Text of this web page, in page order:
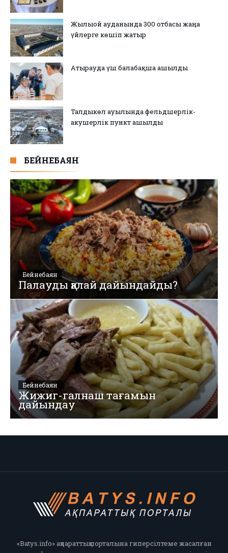
Жылыой ауданында 300 отбасы жаңа
үйлерге көшіп жатыр
Атырауда үш балабақша ашылды
Талдыкөл ауылында фельдшерлік-
акушерлік пункт ашылды
БЕЙНЕБАЯН
Бейнебаян
Палауды қалай дайындайды?
Бейнебаян
Жижиг-галнаш тағамын
дайындау
«Batys.info» ақпараттық порталына гиперсілтеме жасалған